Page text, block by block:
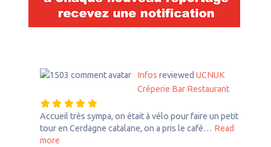
Infos reviewed UCNUK
Crêperie Bar Restaurant
Accueil très sympa, on était à vélo pour faire un petit
tour en Cerdagne catalane, on a pris le café… Read
moreabout this listing